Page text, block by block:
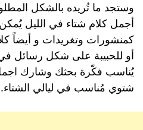
وستجد ما تُريده بالشكل
أجمل كلام شتاء في الليل
كمنشورات وتغريدات و أيضاً
أو للحبيبة على شكل رسائل في
يُناسب فكّرة بحثك وشارك
شتوي مُناسب في ليالي الشتاء.